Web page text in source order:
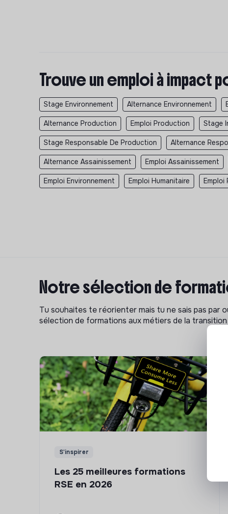
Trouve un emploi à impact
Stage Environnement Alternance Environnement
Alternance Production Emploi Production Stage
Stage Responsable De Production Alternance
Alternance Assainissement Emploi Assainissement
Emploi Environnement Emploi Humanitaire Emploi
Notre sélection de
Tu souhaites te réorienter mais tu ne sais pas par
sélection de formations aux métiers de la
S'inspirer
Les 25 meilleures formations
RSE en 2026